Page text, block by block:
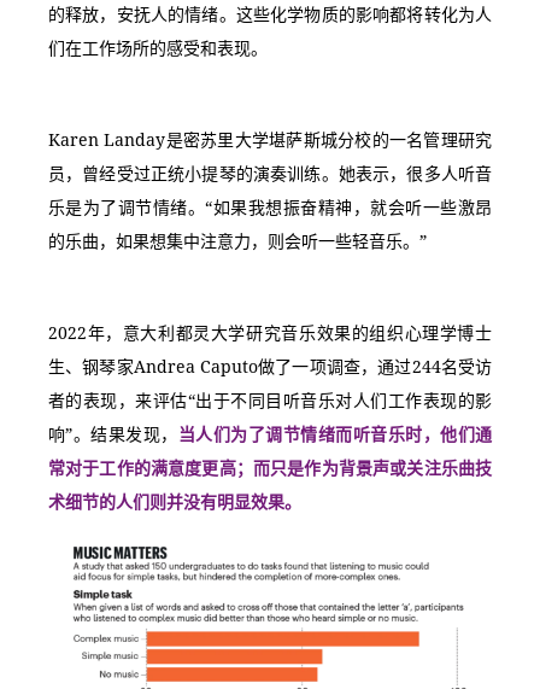
的释放，安抚人的情绪。这些化学物质的影响都将转化为人
们在工作场所的感受和表现。
Karen Landay是密苏里大学堪萨斯城分校的一名管理研究
员，曾经受过正统小提琴的演奏训练。她表示，很多人听音
乐是为了调节情绪。“如果我想振奋精神，就会听一些激昂
的乐曲，如果想集中注意力，则会听一些轻音乐。”
2022年，意大利都灵大学研究音乐效果的组织心理学博士
生、钢琴家Andrea Caputo做了一项调查，通过244名受访
者的表现，来评估“出于不同目听音乐对人们工作表现的影
响”。结果发现， 当人们为了调节情绪而听音乐时，他们通
常对于工作的满意度更高；而只是作为背景声或关注乐曲技
术细节的人们则并没有明显效果。